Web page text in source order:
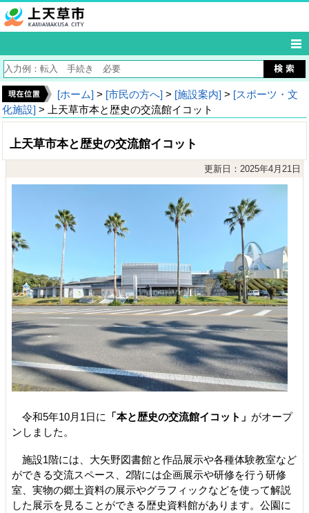
[ホーム] > [市民の方へ] > [施設案内] > [スポーツ・文
化施設] > 上天草市本と歴史の交流館イコット
上天草市本と歴史の交流館イコット
更新日：2025年4月21日
令和5年10月1日に 「本と歴史の交流館イコット」 がオープ
ンしました。
施設1階には、大矢野図書館と作品展示や各種体験教室など
ができる交流スペース、2階には企画展示や研修を行う研修
室、実物の郷土資料の展示やグラフィックなどを使って解説
した展示を見ることができる歴史資料館があります。公園に